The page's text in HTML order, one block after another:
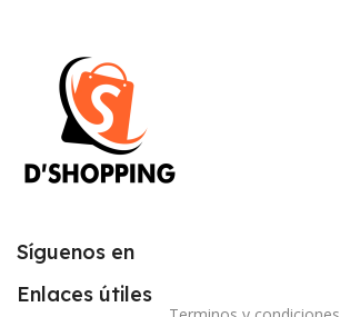
Síguenos en
Enlaces útiles